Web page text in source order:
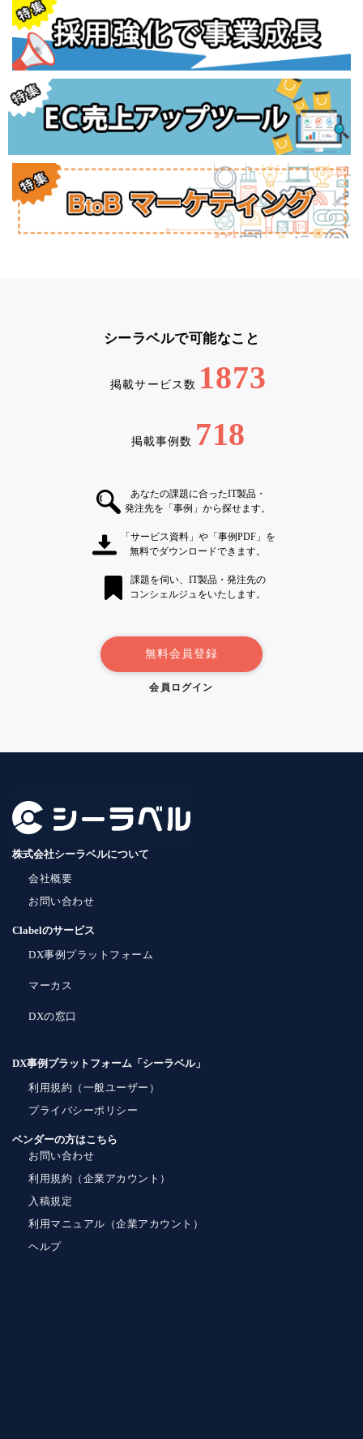
シーラベルで可能なこと
掲載サービス数 1873
掲載事例数 718
あなたの課題に合ったIT製品・
発注先を「事例」から探せます。
「サービス資料」や「事例PDF」を
無料でダウンロードできます。
課題を伺い、IT製品・発注先の
コンシェルジュをいたします。
無料会員登録
会員ログイン
株式会社シーラベルについて
会社概要
お問い合わせ
Clabelのサービス
DX事例プラットフォーム
マーカス
DXの窓口
DX事例プラットフォーム「シーラベル」
利用規約（一般ユーザー）
プライバシーポリシー
ベンダーの方はこちら
お問い合わせ
利用規約（企業アカウント）
入稿規定
利用マニュアル（企業アカウント）
ヘルプ